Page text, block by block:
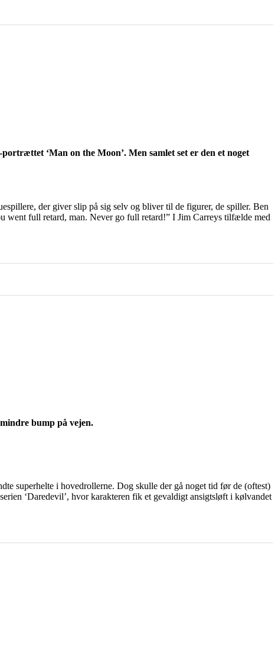
‘Man on the Moon’. Men samlet set er den et noget
der giver slip på sig selv og bliver til de figurer, de spiller. Ben
went full retard, man. Never go full retard!” I Jim Carreys tilfælde med
bump på vejen.
superhelte i hovedrollerne. Dog skulle der gå noget tid før de (oftest)
‘Daredevil’, hvor karakteren fik et gevaldigt ansigtsløft i kølvandet